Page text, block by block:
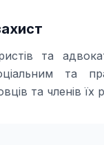
та
та
та членів їх